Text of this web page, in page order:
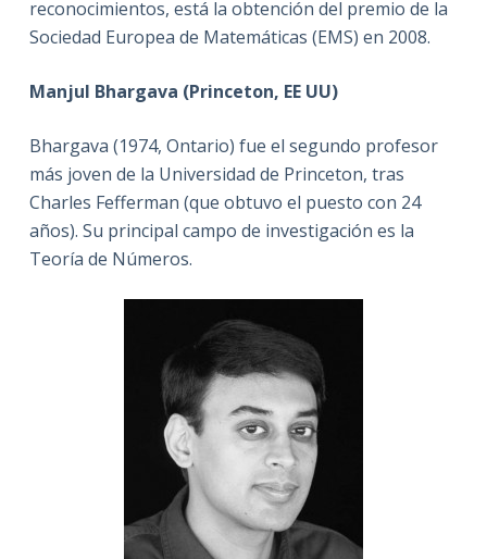
reconocimientos, está la obtención del premio de la
Sociedad Europea de Matemáticas (EMS) en 2008.
Manjul Bhargava (Princeton, EE UU)
Bhargava (1974, Ontario) fue el segundo profesor
más joven de la Universidad de Princeton, tras
Charles Fefferman (que obtuvo el puesto con 24
años). Su principal campo de investigación es la
Teoría de Números.